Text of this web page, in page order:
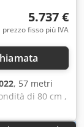
5.737 €
prezzo fisso più IVA
, 57 metri
di 80 cm ,
,
manuale ,